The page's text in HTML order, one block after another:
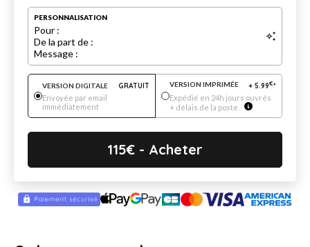
PERSONNALISATION
Pour :
De la part de :
Message :
VERSION DIGITALE
GRATUIT
Envoyée par email
immédiatement
VERSION IMPRIMÉE + 5.99€*
Expédié en 24h jours ouvrés
+ délais de la poste.
115€ - Acheter